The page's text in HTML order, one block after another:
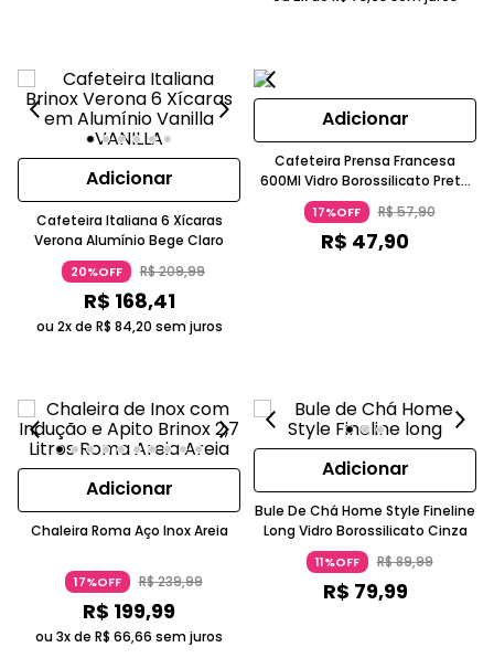
Adicionar
Cafeteira Italiana 6 Xícaras
Verona Alumínio Bege Claro
20%OFF R$209,99
R$ 168,41
ou 2x de R$ 84,20 sem juros
Adicionar
Cafeteira Prensa Francesa
600Ml Vidro Borossilicato Preto
Mozcada
17%OFF R$57,90
R$ 47,90
Adicionar
Chaleira Roma Aço Inox Areia
17%OFF R$239,99
R$ 199,99
ou 3x de R$ 66,66 sem juros
Adicionar
Bule De Chá Home Style Fineline
Long Vidro Borossilicato Cinza
11%OFF R$89,99
R$ 79,99